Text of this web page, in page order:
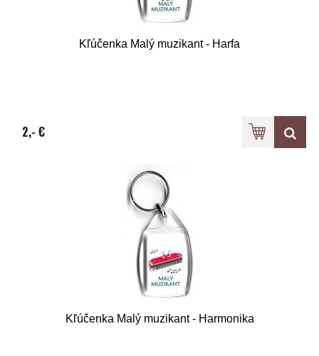
Kľúčenka Malý muzikant - Harfa
2,- €
Kľúčenka Malý muzikant - Harmonika